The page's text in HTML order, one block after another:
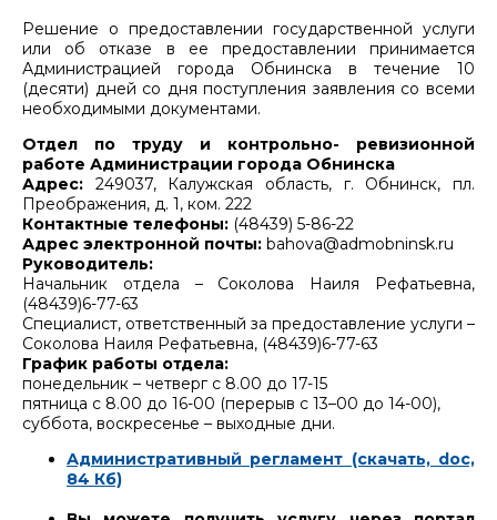
Решение о предоставлении государственной услуги
или об отказе в ее предоставлении принимается
Администрацией города Обнинска в течение 10
(десяти) дней со дня поступления заявления со всеми
необходимыми документами.
Отдел по труду и контрольно- ревизионной
работе Администрации города Обнинска
Адрес: 249037, Калужская область, г. Обнинск, пл.
Преображения, д. 1, ком. 222
Контактные телефоны: (48439) 5-86-22
Адрес электронной почты: bahova@admobninsk.ru
Руководитель:
Начальник отдела – Соколова Наиля Рефатьевна,
(48439)6-77-63
Специалист, ответственный за предоставление услуги –
Соколова Наиля Рефатьевна, (48439)6-77-63
График работы отдела:
понедельник – четверг с 8.00 до 17-15
пятница с 8.00 до 16-00 (перерыв с 13–00 до 14-00),
суббота, воскресенье – выходные дни.
Административный регламент (скачать, doc,
84 Кб)